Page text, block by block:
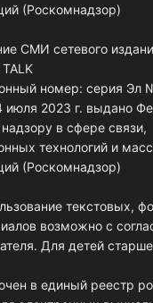
(Роскомнадзор)
СМИ сетевого
номер: серия
июля 2023 г. выдано
в сфере связи,
технологий и
(Роскомнадзор)
текстовых,
возможно с
Для детей
в единый реестр